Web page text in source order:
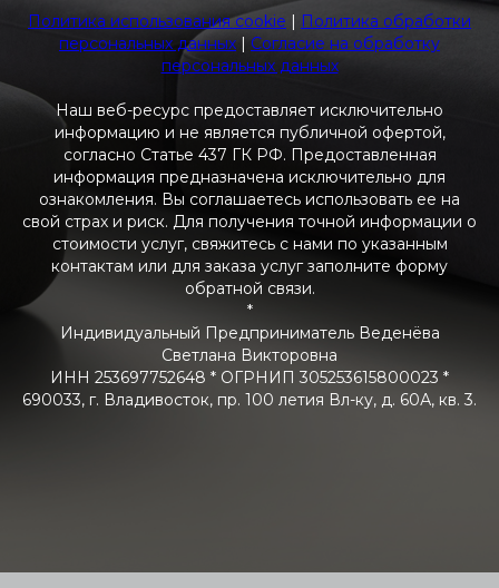
Политика использования cookie | Политика обработки
персональных данных | Согласие на обработку
персональных данных
Наш веб-ресурс предоставляет исключительно
информацию и не является публичной офертой,
согласно Статье 437 ГК РФ. Предоставленная
информация предназначена исключительно для
ознакомления. Вы соглашаетесь использовать ее на
свой страх и риск. Для получения точной информации о
стоимости услуг, свяжитесь с нами по указанным
контактам или для заказа услуг заполните форму
обратной связи.
*
Индивидуальный Предприниматель Веденёва
Светлана Викторовна
ИНН 253697752648 * ОГРНИП 305253615800023 *
690033, г. Владивосток, пр. 100 летия Вл-ку, д. 60А, кв. 3.